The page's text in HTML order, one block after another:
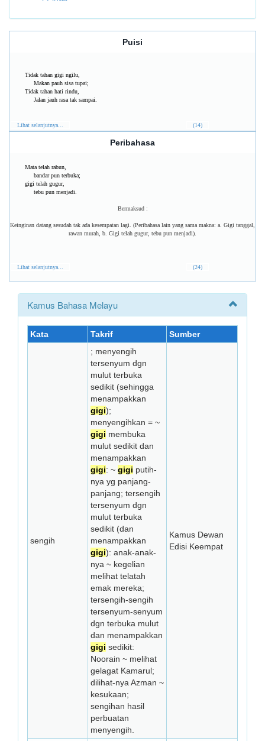
Puisi
Tidak tahan gigi ngilu,
Makan pauh sisa tupai;
Tidak tahan hati rindu,
Jalan jauh rasa tak sampai.
Lihat selanjutnya... (14)
Peribahasa
Mata telah rabun,
bandar pun terbuka;
gigi telah gugur,
tebu pun menjadi.
Bermaksud :
Keinginan datang sesudah tak ada kesempatan lagi. (Peribahasa lain yang sama makna: a. Gigi tanggal,
rawan murah, b. Gigi telah gugur, tebu pun menjadi).
Lihat selanjutnya... (24)
Kamus Bahasa Melayu
Kata Takrif Sumber
sengih
; menyengih
tersenyum dgn
mulut terbuka
sedikit (sehingga
menampakkan
gigi);
menyengihkan = ~
gigi membuka
mulut sedikit dan
menampakkan
gigi: ~ gigi putih-
nya yg panjang-
panjang; tersengih
tersenyum dgn
mulut terbuka
sedikit (dan
menampakkan
gigi): anak-anak-
nya ~ kegelian
melihat telatah
emak mereka;
tersengih-sengih
tersenyum-senyum
dgn terbuka mulut
dan menampakkan
gigi sedikit:
Noorain ~ melihat
gelagat Kamarul;
dilihat-nya Azman ~
kesukaan;
sengihan hasil
perbuatan
menyengih.
Kamus Dewan
Edisi Keempat